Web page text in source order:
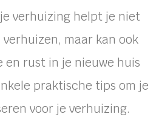
verhuizing helpt je niet
maar kan ook
en rust in je nieuwe huis
praktische tips om je
voor je verhuizing.